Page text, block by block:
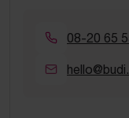
08-20 65